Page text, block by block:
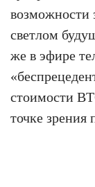
возможности
светлом
же в эфире
стоимости
точке зрения